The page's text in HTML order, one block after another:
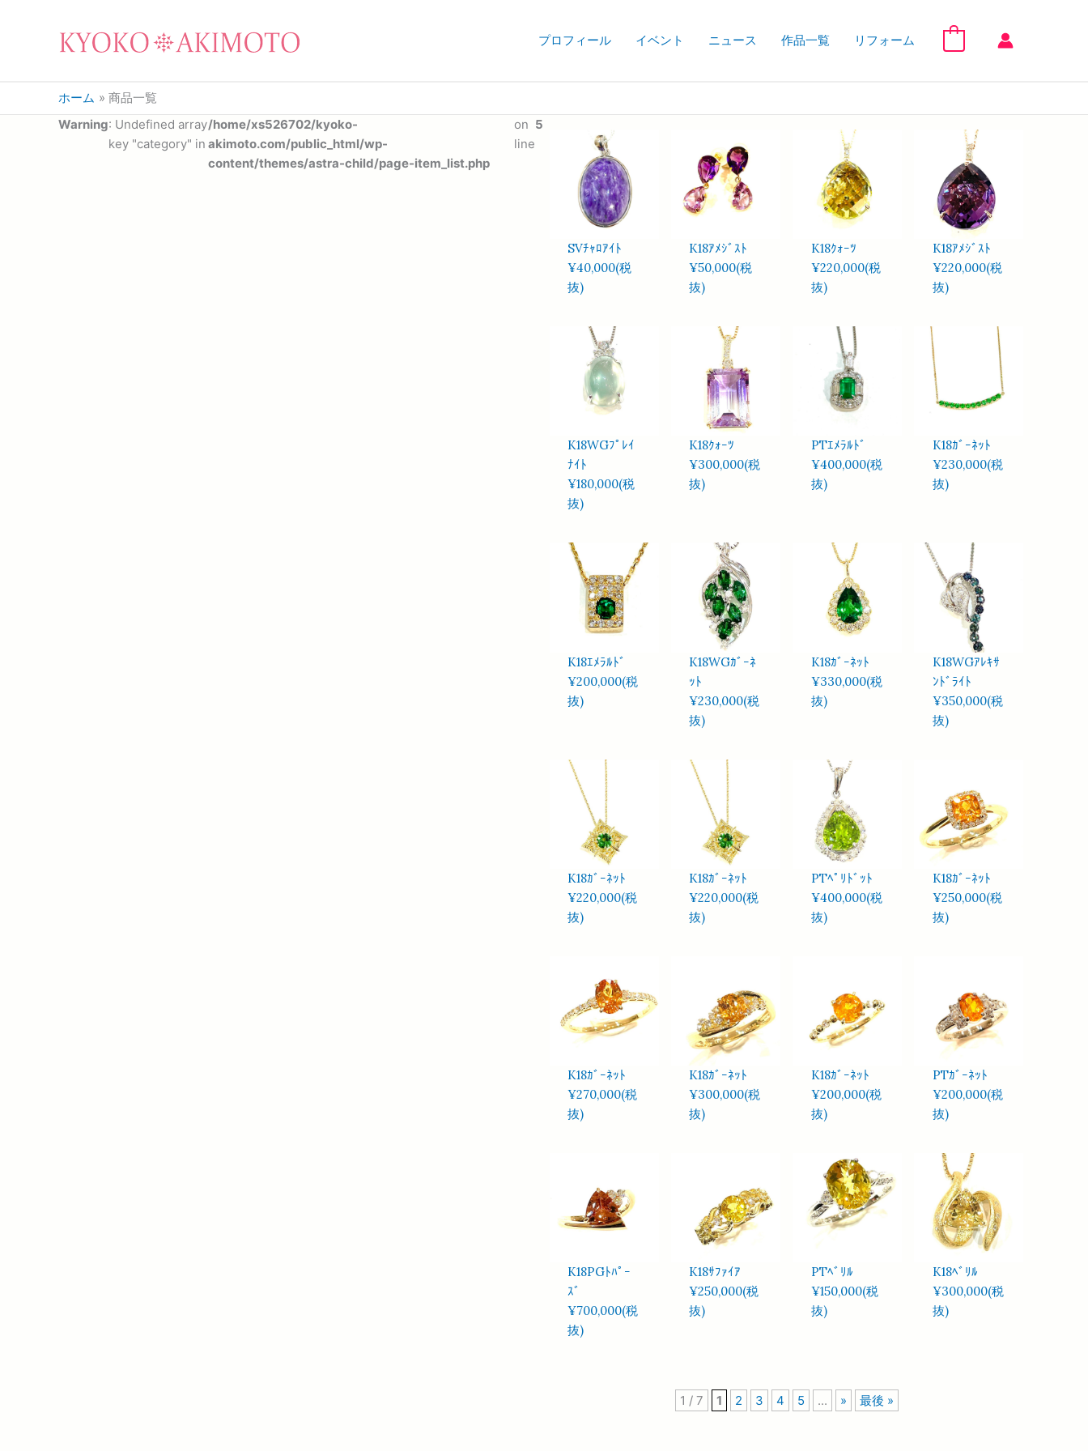
プロフィール イベント ニュース 作品一覧 リフォーム
ホーム
商品一覧
Warning: Undefined array
key "category" in
/home/xs526702/kyoko-
akimoto.com/public_html/wp-
content/themes/astra-child/page-item_list.php
on
line
5
SVﾁｬﾛｱｲﾄ
¥40,000(税
抜)
K18ｱﾒｼﾞｽﾄ
¥50,000(税
抜)
K18ｸｫｰﾂ
¥220,000(税
抜)
K18ｱﾒｼﾞｽﾄ
¥220,000(税
抜)
K18WGﾌﾟﾚｲ
ﾅｲﾄ
¥180,000(税
抜)
K18ｸｫｰﾂ
¥300,000(税
抜)
PTｴﾒﾗﾙﾄﾞ
¥400,000(税
抜)
K18ｶﾞｰﾈｯﾄ
¥230,000(税
抜)
K18ｴﾒﾗﾙﾄﾞ
¥200,000(税
抜)
K18WGｶﾞｰﾈ
ｯﾄ
¥230,000(税
抜)
K18ｶﾞｰﾈｯﾄ
¥330,000(税
抜)
K18WGｱﾚｷｻ
ﾝﾄﾞﾗｲﾄ
¥350,000(税
抜)
K18ｶﾞｰﾈｯﾄ
¥220,000(税
抜)
K18ｶﾞｰﾈｯﾄ
¥220,000(税
抜)
PTﾍﾟﾘﾄﾞｯﾄ
¥400,000(税
抜)
K18ｶﾞｰﾈｯﾄ
¥250,000(税
抜)
K18ｶﾞｰﾈｯﾄ
¥270,000(税
抜)
K18ｶﾞｰﾈｯﾄ
¥300,000(税
抜)
K18ｶﾞｰﾈｯﾄ
¥200,000(税
抜)
PTｶﾞｰﾈｯﾄ
¥200,000(税
抜)
K18PGﾄﾊﾟｰ
ｽﾞ
¥700,000(税
抜)
K18ｻﾌｧｲｱ
¥250,000(税
抜)
PTﾍﾞﾘﾙ
¥150,000(税
抜)
K18ﾍﾞﾘﾙ
¥300,000(税
抜)
1 / 7 1 2 3 4 5 ... » 最後 »